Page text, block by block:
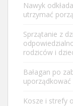
Nawyk
utrzymać
Sprzątanie z
rodziców i
Bałagan po
Kosze i strefy